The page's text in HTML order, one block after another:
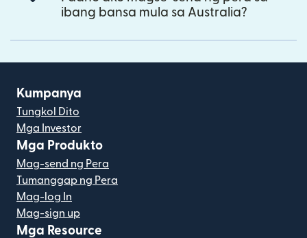
ibang bansa mula sa Australia?
Kumpanya
Tungkol Dito
Mga Investor
Mga Produkto
Mag-send ng Pera
Tumanggap ng Pera
Mag-log In
Mag-sign up
Mga Resource